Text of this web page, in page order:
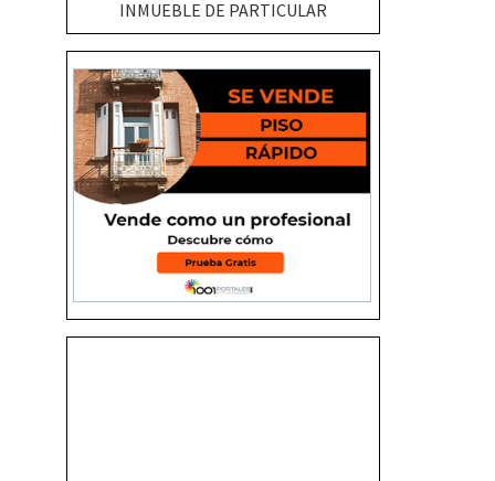
INMUEBLE DE PARTICULAR